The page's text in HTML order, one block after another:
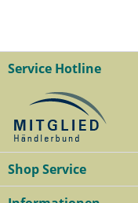
Service Hotline
Shop Service